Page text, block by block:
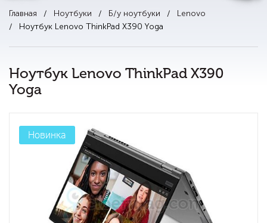
Главная Ноутбуки Б/у ноутбуки
Lenovo
Ноутбук Lenovo ThinkPad X390 Yoga
Ноутбук Lenovo ThinkPad X390
Yoga
Новинка